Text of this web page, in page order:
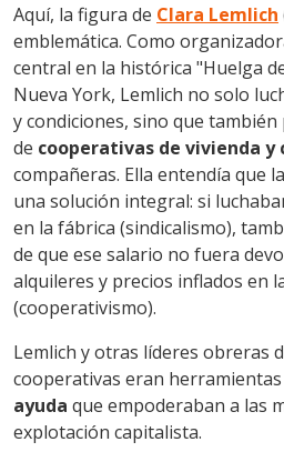
Aquí, la figura de Clara Lemlich
emblemática. Como
central en la histórica "Huelga
Nueva York, Lemlich no solo
y condiciones, sino que
de cooperativas de vivienda y
compañeras. Ella entendía que
una solución integral: si
en la fábrica (sindicalismo),
de que ese salario no fuera
alquileres y precios inflados en
(cooperativismo).
Lemlich y otras líderes obreras
cooperativas eran herramientas
ayuda que empoderaban a las
explotación capitalista.